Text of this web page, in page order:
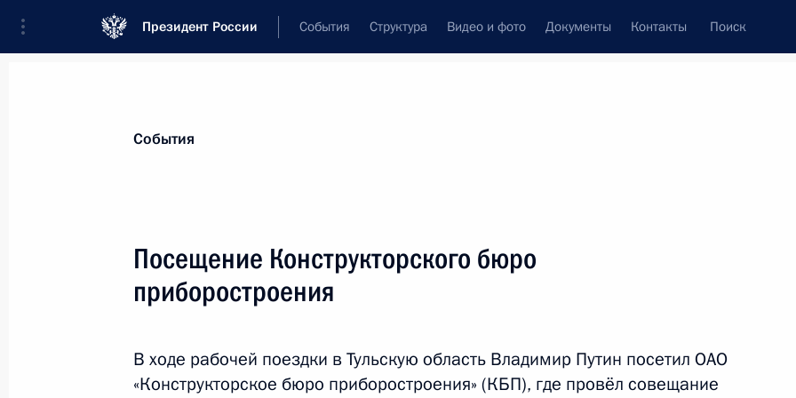
Президент России События Структура Видео и фото Документы Контакты Поиск
Показать следующие материалы
14 сентября 2021 года, 18:00
События
Посещение Конструкторского бюро
приборостроения
В ходе рабочей поездки в Тульскую область Владимир Путин посетил ОАО
«Конструкторское бюро приборостроения» (КБП), где провёл совещание